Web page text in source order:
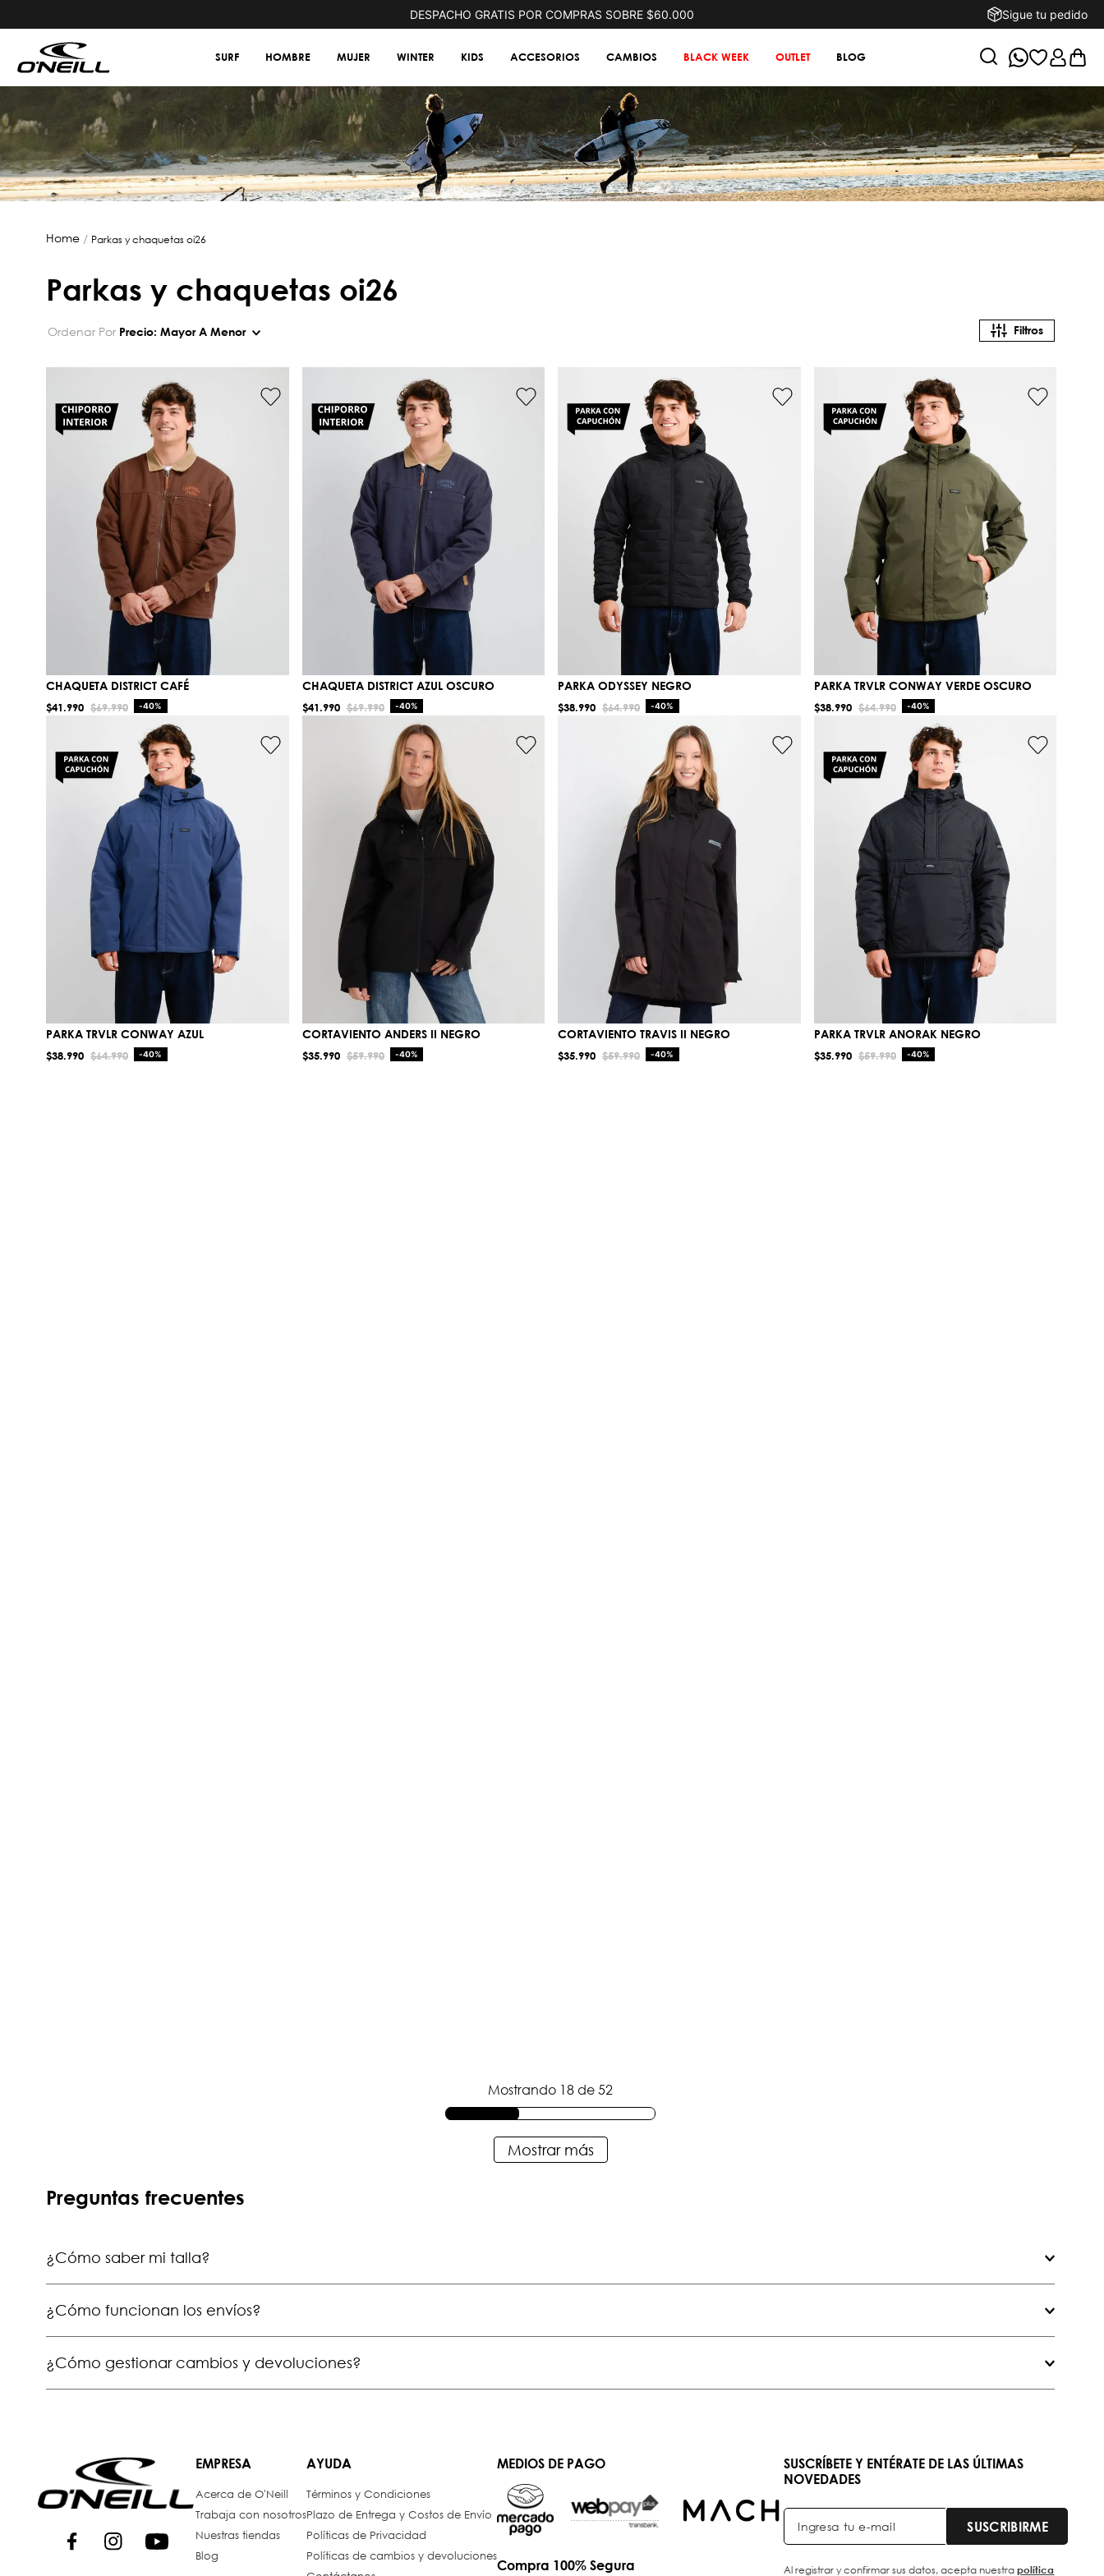
DESPACHO GRATIS POR COMPRAS SOBRE $60.000 Sigue tu pedido
SURF HOMBRE MUJER WINTER KIDS ACCESORIOS CAMBIOS BLACK WEEK OUTLET BLOG
parkas y chaquetas oi26
parkas y chaquetas oi26
Ordenar Por Precio: Mayor A Menor
CHAQUETA DISTRICT CAFÉ
$69.990
$41.990 -40%
CHAQUETA DISTRICT AZUL OSCURO
$69.990
$41.990 -40%
PARKA ODYSSEY NEGRO
$64.990
$38.990 -40%
PARKA TRVLR CONWAY VERDE OSCURO
$64.990
$38.990 -40%
PARKA TRVLR CONWAY AZUL
$64.990
$38.990 -40%
CORTAVIENTO ANDERS II NEGRO
$59.990
$35.990 -40%
CORTAVIENTO TRAVIS II NEGRO
$59.990
$35.990 -40%
PARKA TRVLR ANORAK NEGRO
$59.990
$35.990 -40%
Mostrando 18 de 52
Mostrar más
Preguntas frecuentes
¿Cómo saber mi talla?
¿Cómo funcionan los envíos?
¿Cómo gestionar cambios y devoluciones?
EMPRESA
Acerca de O'Neill
Trabaja con nosotros
Nuestras tiendas
Blog
AYUDA
Términos y Condiciones
Plazo de Entrega y Costos de Envío
Políticas de Privacidad
Políticas de cambios y devoluciones
MEDIOS DE PAGO
Compra 100% Segura
SUSCRÍBETE Y ENTÉRATE DE LAS ÚLTIMAS
NOVEDADES
SUSCRIBIRME
Al registrar y confirmar sus datos, acepta nuestrapolítica